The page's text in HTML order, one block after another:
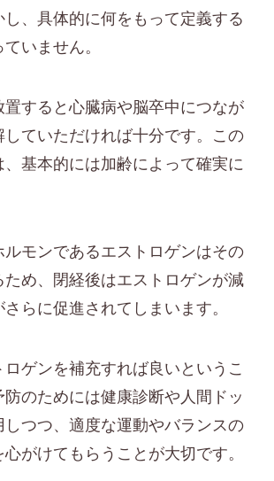
、具体的に何をもって定義する
いません。
置すると心臓病や脳卒中につなが
していただければ十分です。この
、基本的には加齢によって確実に
ルモンであるエストロゲンはその
め、閉経後はエストロゲンが減
らに促進されてしまいます。
ゲンを補充すれば良いというこ
防のためには健康診断や人間ドッ
しつつ、適度な運動やバランスの
がけてもらうことが大切です。